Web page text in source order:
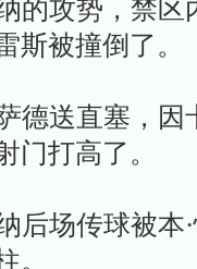
攻势，禁区
斯被撞倒了。
送直塞，因
门打高了。
场传球被本·
。